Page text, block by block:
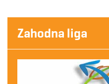
Zahodna liga